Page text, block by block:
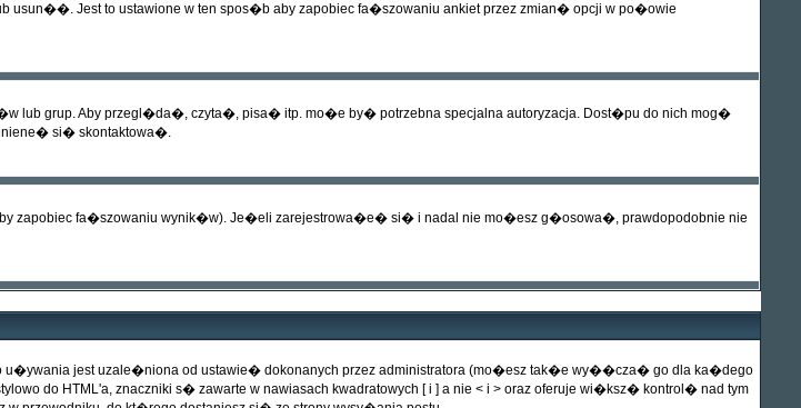
usun��. Jest to ustawione w ten spos�b aby zapobiec fa�szowaniu ankiet przez zmian� opcji w po�owie
lub grup. Aby przegl�da�, czyta�, pisa� itp. mo�e by� potrzebna specjalna autoryzacja. Dost�pu do nich mog�
si� skontaktowa�.
zapobiec fa�szowaniu wynik�w). Je�eli zarejestrowa�e� si� i nadal nie mo�esz g�osowa�, prawdopodobnie nie
jest uzale�niona od ustawie� dokonanych przez administratora (mo�esz tak�e wy��cza� go dla ka�dego
do HTML'a, znaczniki s� zawarte w nawiasach kwadratowych [ i ] a nie < i > oraz oferuje wi�ksz� kontrol� nad tym